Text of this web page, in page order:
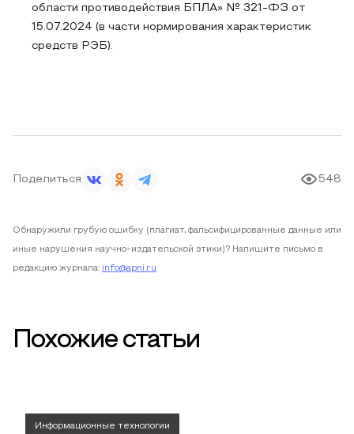
области противодействия БПЛА» № 321-ФЗ от
15.07.2024 (в части нормирования характеристик
средств РЭБ).
Поделиться 548
Обнаружили грубую ошибку (плагиат, фальсифицированные данные или
иные нарушения научно-издательской этики)? Напишите письмо в
редакцию журнала: info@apni.ru
Похожие статьи
Информационные технологии